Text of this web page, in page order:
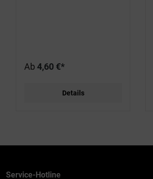
Ab 4,60 €*
Details
Service-Hotline